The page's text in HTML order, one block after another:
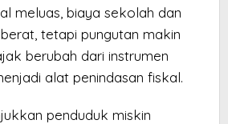
meluas, biaya sekolah dan
tetapi pungutan makin
berubah dari instrumen
alat penindasan fiskal.
penduduk miskin